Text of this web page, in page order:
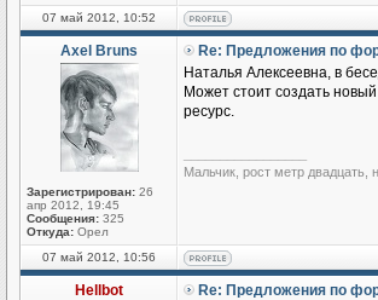
07 май 2012, 10:52
Axel Bruns
Зарегистрирован: 26
апр 2012, 19:45
Сообщения: 325
Откуда: Орел
Re: Предложения по
Наталья Алексеевна, в
Может стоит создать
ресурс.
Мальчик, рост метр
07 май 2012, 10:56
Hellbot
Re: Предложения по